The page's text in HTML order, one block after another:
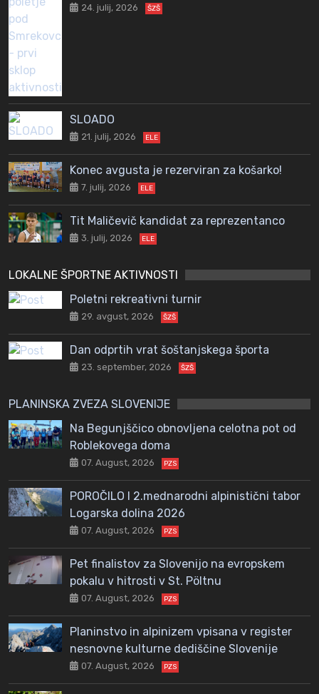
24. julij, 2026 ŠZŠ
SLOADO
21. julij, 2026 ELE
Konec avgusta je rezerviran za košarko!
7. julij, 2026 ELE
Tit Maličevič kandidat za reprezentanco
3. julij, 2026 ELE
LOKALNE ŠPORTNE AKTIVNOSTI
Poletni rekreativni turnir
29. avgust, 2026 ŠZŠ
Dan odprtih vrat šoštanjskega športa
23. september, 2026 ŠZŠ
PLANINSKA ZVEZA SLOVENIJE
Na Begunjščico obnovljena celotna pot od
Roblekovega doma
07. August, 2026 PZS
POROČILO I 2.mednarodni alpinistični tabor
Logarska dolina 2026
07. August, 2026 PZS
Pet finalistov za Slovenijo na evropskem
pokalu v hitrosti v St. Pöltnu
07. August, 2026 PZS
Planinstvo in alpinizem vpisana v register
nesnovne kulturne dediščine Slovenije
07. August, 2026 PZS